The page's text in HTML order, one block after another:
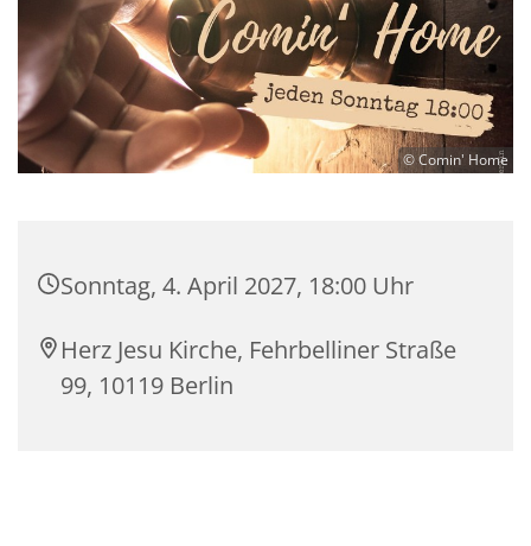
© Comin' Home
Sonntag, 4. April 2027, 18:00 Uhr
Herz Jesu Kirche, Fehrbelliner Straße
99, 10119 Berlin